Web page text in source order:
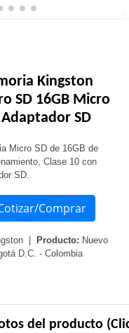
Kingston
SD 16GB Micro
SD
Micro SD de 16GB de
Clase 10 con
SD.
Comprar
| Producto: Nuevo
D.C. - Colombia
del producto